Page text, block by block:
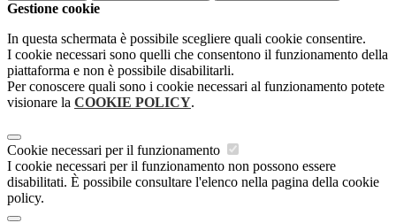
Gestione cookie
In questa schermata è possibile scegliere quali cookie consentire.
I cookie necessari sono quelli che consentono il funzionamento della
piattaforma e non è possibile disabilitarli.
Per conoscere quali sono i cookie necessari al funzionamento potete
visionare la COOKIE POLICY.
Cookie necessari per il funzionamento
I cookie necessari per il funzionamento non possono essere
disabilitati. È possibile consultare l'elenco nella pagina della cookie
policy.